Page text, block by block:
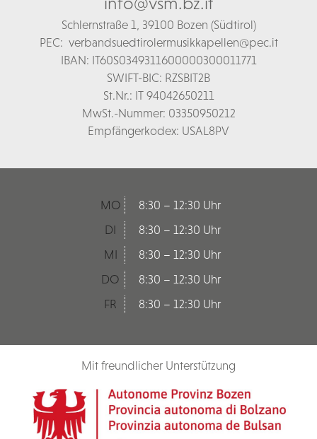
Schlernstraße 1, 39100 Bozen (Südtirol)
PEC: verbandsuedtirolermusikkapellen@pec.it
IBAN: IT60S0349311600000300011771
SWIFT-BIC: RZSBIT2B
St.Nr.: IT 94042650211
MwSt.-Nummer: 03350950212
Empfängerkodex: USAL8PV
MO
8:30 – 12:30 Uhr
DI
8:30 – 12:30 Uhr
MI
8:30 – 12:30 Uhr
DO
8:30 – 12:30 Uhr
FR
8:30 – 12:30 Uhr
Mit freundlicher Unterstützung